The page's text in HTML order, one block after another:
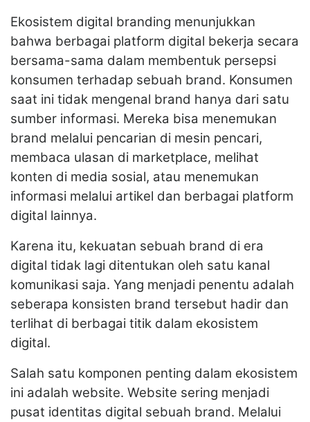
Ekosistem digital branding menunjukkan
bahwa berbagai platform digital bekerja secara
bersama-sama dalam membentuk persepsi
konsumen terhadap sebuah brand. Konsumen
saat ini tidak mengenal brand hanya dari satu
sumber informasi. Mereka bisa menemukan
brand melalui pencarian di mesin pencari,
membaca ulasan di marketplace, melihat
konten di media sosial, atau menemukan
informasi melalui artikel dan berbagai platform
digital lainnya.
Karena itu, kekuatan sebuah brand di era
digital tidak lagi ditentukan oleh satu kanal
komunikasi saja. Yang menjadi penentu adalah
seberapa konsisten brand tersebut hadir dan
terlihat di berbagai titik dalam ekosistem
digital.
Salah satu komponen penting dalam ekosistem
ini adalah website. Website sering menjadi
pusat identitas digital sebuah brand. Melalui